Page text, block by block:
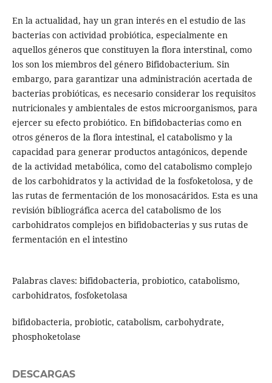
En la actualidad, hay un gran interés en el estudio de las
bacterias con actividad probiótica, especialmente en
aquellos géneros que constituyen la flora interstinal, como
los son los miembros del género Bifidobacterium. Sin
embargo, para garantizar una administración acertada de
bacterias probióticas, es necesario considerar los requisitos
nutricionales y ambientales de estos microorganismos, para
ejercer su efecto probiótico. En bifidobacterias como en
otros géneros de la flora intestinal, el catabolismo y la
capacidad para generar productos antagónicos, depende
de la actividad metabólica, como del catabolismo complejo
de los carbohidratos y la actividad de la fosfoketolosa, y de
las rutas de fermentación de los monosacáridos. Esta es una
revisión bibliográfica acerca del catabolismo de los
carbohidratos complejos en bifidobacterias y sus rutas de
fermentación en el intestino
Palabras claves: bifidobacteria, probiotico, catabolismo,
carbohidratos, fosfoketolasa
bifidobacteria, probiotic, catabolism, carbohydrate,
phosphoketolase
DESCARGAS